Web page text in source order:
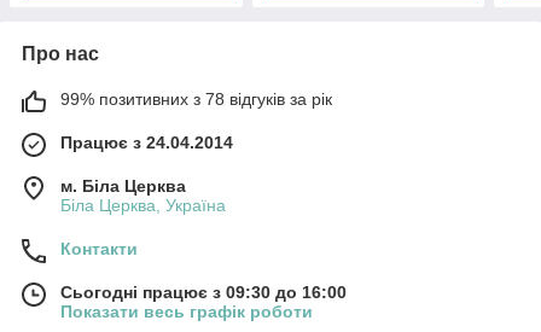
Про нас
99% позитивних з 78 відгуків за рік
Працює з 24.04.2014
м. Біла Церква
Біла Церква, Україна
Контакти
Сьогодні працює з 09:30 до 16:00
Показати весь графік роботи